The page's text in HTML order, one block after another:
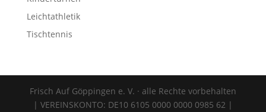
Leichtathletik
Tischtennis
Frisch Auf Göppingen e. V. · alle Rechte vorbehalten
| VEREINSKONTO: DE10 6105 0000 0000 0985 62 |